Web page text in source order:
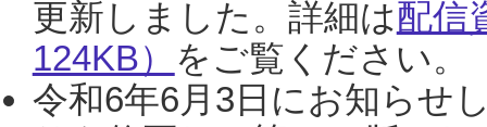
更新しました。詳細は配信
124KB） をご覧ください。
令和6年6月3日にお知らせ